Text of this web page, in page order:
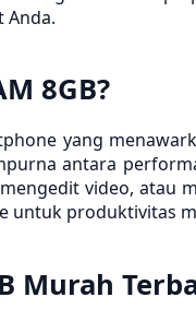
Anda.
8GB?
yang
antara
video, atau
untuk produktivitas
Murah